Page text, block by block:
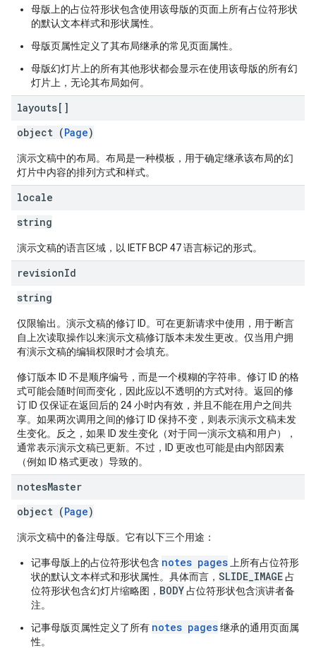
母版上的占位符形状包含使用该母版的页面上所有占位符形状
的默认文本样式和形状属性。
母版页属性定义了其布局继承的常见页面属性。
母版幻灯片上的所有其他形状都会显示在使用该母版的所有幻
灯片上，无论其布局如何。
layouts[]
object (Page)
演示文稿中的布局。布局是一种模板，用于确定继承该布局的幻
灯片中内容的排列方式和样式。
locale
string
演示文稿的语言区域，以 IETF BCP 47 语言标记的形式。
revisionId
string
仅限输出。演示文稿的修订 ID。可在更新请求中使用，用于断言
自上次读取操作以来演示文稿修订版本未发生更改。仅当用户拥
有演示文稿的编辑权限时才会填充。
修订版本 ID 不是顺序编号，而是一个模糊的字符串。修订 ID 的格
式可能会随时间而变化，因此应以不透明的方式对待。返回的修
订 ID 仅保证在返回后的 24 小时内有效，并且不能在用户之间共
享。如果两次调用之间的修订 ID 保持不变，则表示演示文稿未发
生变化。反之，如果 ID 发生变化（对于同一演示文稿和用户），
通常表示演示文稿已更新。不过，ID 更改也可能是由内部因素
（例如 ID 格式更改）导致的。
notesMaster
object (Page)
演示文稿中的备注母版。它有以下三个用途：
记事母版上的占位符形状包含 notes pages 上所有占位符形
状的默认文本样式和形状属性。具体而言， SLIDE_IMAGE占
位符形状包含幻灯片缩略图， BODY占位符形状包含演讲者备
注。
记事母版页属性定义了所有 notes pages继承的通用页面属
性。